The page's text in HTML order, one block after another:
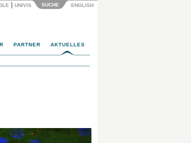
UNIVIS SUCHE ENGLISH
PARTNER AKTUELLES